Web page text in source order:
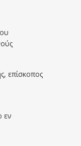
επίσκοπος
εν